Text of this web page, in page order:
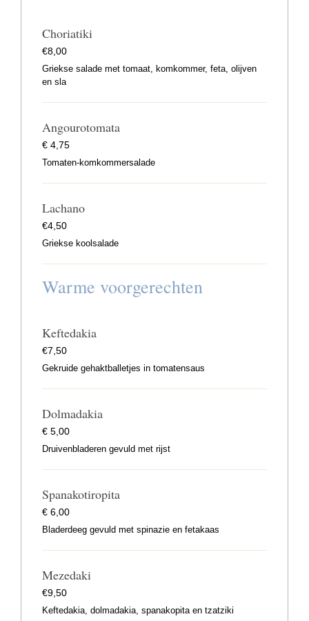
Choriatiki
€8,00
Griekse salade met tomaat, komkommer, feta, olijven
en sla
Angourotomata
€ 4,75
Tomaten-komkommersalade
Lachano
€4,50
Griekse koolsalade
Warme voorgerechten
Keftedakia
€7,50
Gekruide gehaktballetjes in tomatensaus
Dolmadakia
€ 5,00
Druivenbladeren gevuld met rijst
Spanakotiropita
€ 6,00
Bladerdeeg gevuld met spinazie en fetakaas
Mezedaki
€9,50
Keftedakia, dolmadakia, spanakopita en tzatziki